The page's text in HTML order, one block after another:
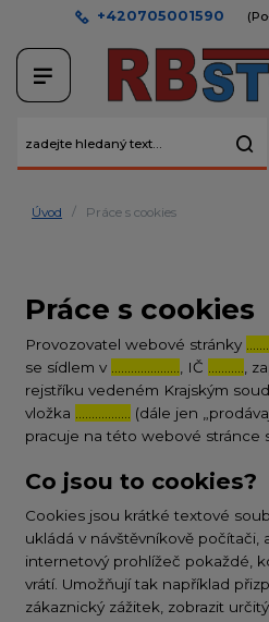
+420705001590
Úvod Práce s cookies
Práce s cookies
Provozovatel webové stránky
se sídlem v
, IČ
,
rejstříku vedeném Krajským
vložka
(dále jen
pracuje na této webové stránce
Co jsou to cookies?
Cookies jsou krátké textové
ukládá v návštěvníkově počítači,
internetový prohlížeč pokaždé,
vrátí. Umožňují tak například
zákaznický zážitek, zobrazit